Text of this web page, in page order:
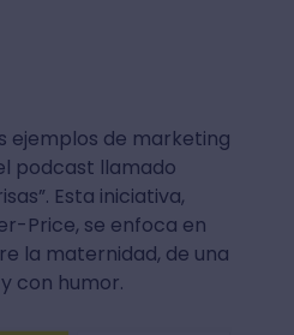
ejemplos de marketing
podcast llamado
Esta iniciativa,
Price, se enfoca en
la maternidad, de una
con humor.